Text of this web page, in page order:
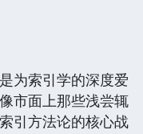
为索引学的深度爱
市面上那些浅尝辄
引方法论的核心战